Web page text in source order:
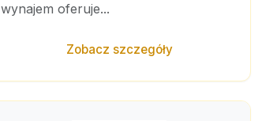
wynajem oferuje...
Zobacz szczegóły